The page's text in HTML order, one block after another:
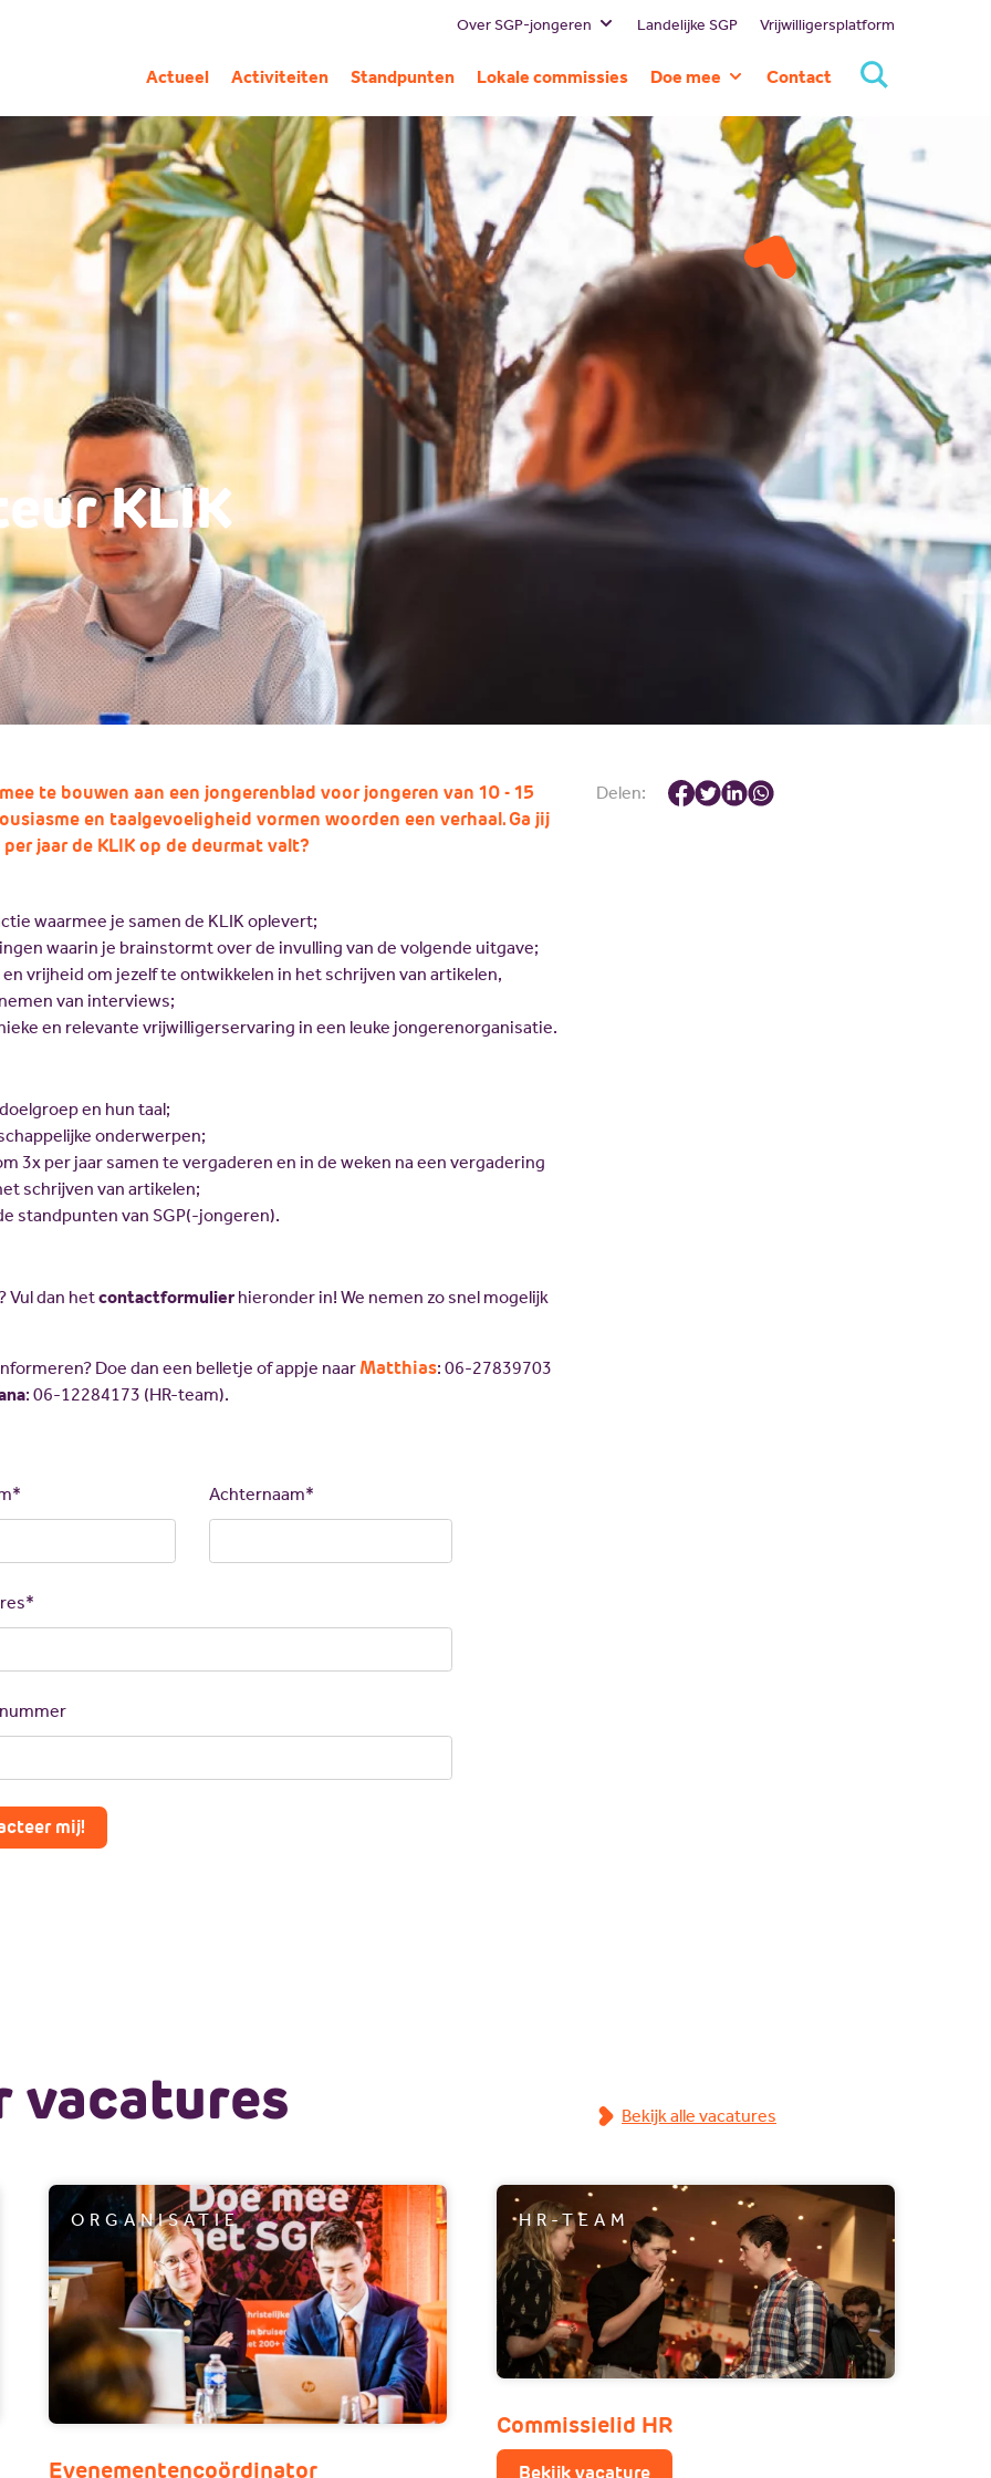
Over SGP-jongeren
Bestuur
Geschiedenis
Commissies
Partners
ANBI
Landelijke SGP Vrijwilligersplatform
Actueel Activiteiten Standpunten Lokale commissies Doe mee
Lid worden
Doneren
Sponsoren
Magazines
Vacatures
Nieuw politiek talent
Activiteitenkalender
Spreekbeurtpakket
Contact
KLIK
te bouwen aan een jongerenblad voor jongeren van 10 - 15
en taalgevoeligheid vormen woorden een verhaal. Ga jij
jaar de KLIK op de deurmat valt?
waarmee je samen de KLIK oplevert;
waarin je brainstormt over de invulling van de volgende uitgave;
vrijheid om jezelf te ontwikkelen in het schrijven van artikelen,
van interviews;
en relevante vrijwilligerservaring in een leuke jongerenorganisatie.
en hun taal;
onderwerpen;
3x per jaar samen te vergaderen en in de weken na een vergadering
schrijven van artikelen;
standpunten van SGP(-jongeren).
Vul dan hetcontactformulier hieronder in! We nemen zo snel mogelijk
Doe dan een belletje of appje naar Matthias: 06-27839703
: 06-12284173 (HR-team).
Achternaam*
mij!
Delen:
vacatures Bekijk alle vacatures
ORGANISATIE
Evenementencoördinator
HR-TEAM
Commissielid HR
Bekijk vacature